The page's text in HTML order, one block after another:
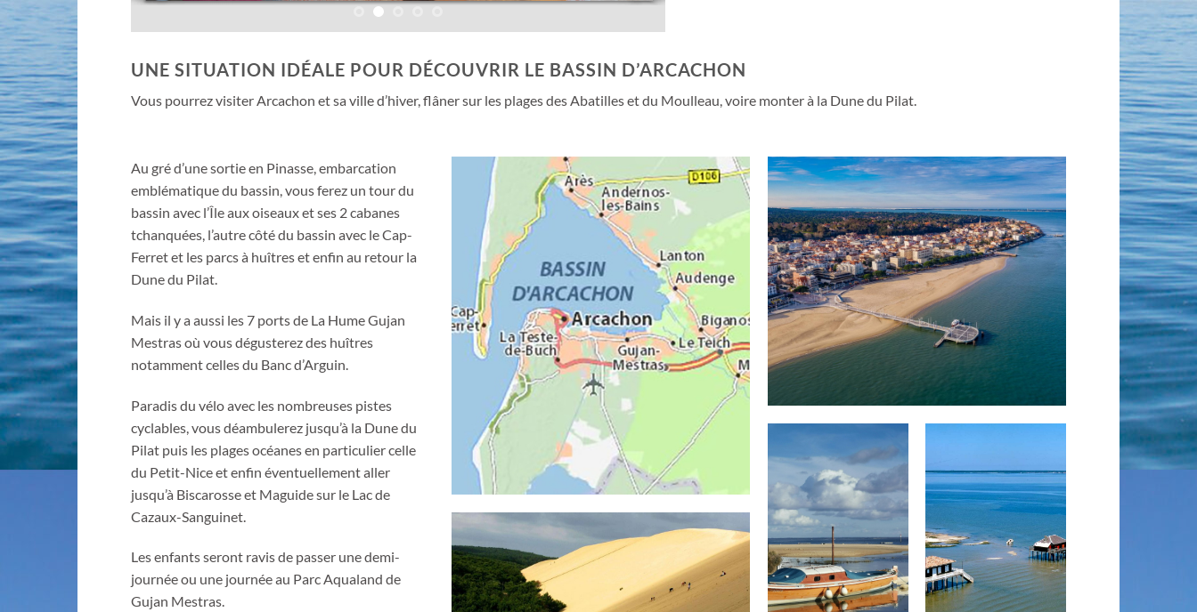
UNE SITUATION IDÉALE POUR DÉCOUVRIR LE BASSIN D’ARCACHON
Vous pourrez visiter Arcachon et sa ville d’hiver, flâner sur les plages des Abatilles et du Moulleau, voire monter à la Dune du Pilat.
Au gré d’une sortie en Pinasse, embarcation
emblématique du bassin, vous ferez un tour du
bassin avec l’Île aux oiseaux et ses 2 cabanes
tchanquées, l’autre côté du bassin avec le Cap-
Ferret et les parcs à huîtres et enfin au retour la
Dune du Pilat.
Mais il y a aussi les 7 ports de La Hume Gujan
Mestras où vous dégusterez des huîtres
notamment celles du Banc d’Arguin.
Paradis du vélo avec les nombreuses pistes
cyclables, vous déambulerez jusqu’à la Dune du
Pilat puis les plages océanes en particulier celle
du Petit-Nice et enfin éventuellement aller
jusqu’à Biscarosse et Maguide sur le Lac de
Cazaux-Sanguinet.
Les enfants seront ravis de passer une demi-
journée ou une journée au Parc Aqualand de
Gujan Mestras.